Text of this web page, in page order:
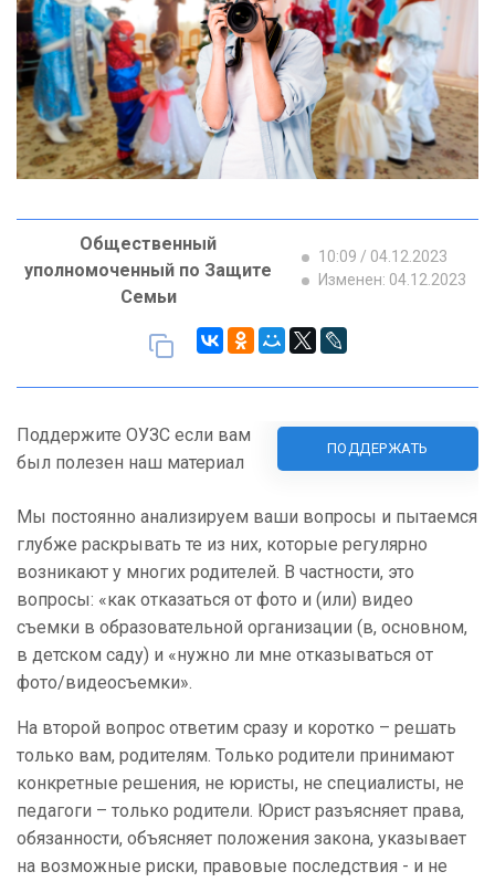
Общественный
уполномоченный по Защите
Семьи
10:09 / 04.12.2023
Изменен: 04.12.2023
Поддержите ОУЗС если вам
был полезен наш материал
ПОДДЕРЖАТЬ
Мы постоянно анализируем ваши вопросы и пытаемся
глубже раскрывать те из них, которые регулярно
возникают у многих родителей. В частности, это
вопросы: «как отказаться от фото и (или) видео
съемки в образовательной организации (в, основном,
в детском саду) и «нужно ли мне отказываться от
фото/видеосъемки».
На второй вопрос ответим сразу и коротко – решать
только вам, родителям. Только родители принимают
конкретные решения, не юристы, не специалисты, не
педагоги – только родители. Юрист разъясняет права,
обязанности, объясняет положения закона, указывает
на возможные риски, правовые последствия - и не